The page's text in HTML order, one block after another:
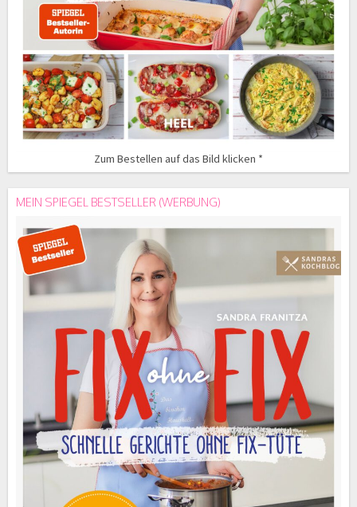
Zum Bestellen auf das Bild klicken *
MEIN SPIEGEL BESTSELLER (WERBUNG)